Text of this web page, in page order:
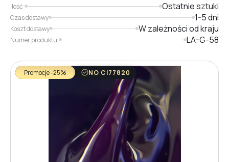
Ilość: Ostatnie sztuki
Czas dostawy 1-5 dni
Koszt dostawy W zależności od kraju
Numer produktu: LA-G-58
Promocje -25% NO CI77820